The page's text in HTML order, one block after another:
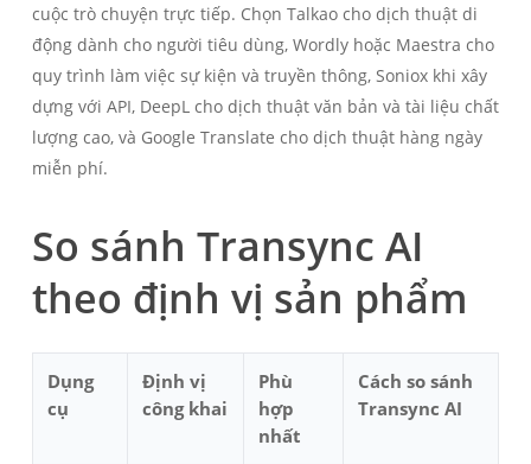
cuộc trò chuyện trực tiếp. Chọn Talkao cho dịch thuật di
động dành cho người tiêu dùng, Wordly hoặc Maestra cho
quy trình làm việc sự kiện và truyền thông, Soniox khi xây
dựng với API, DeepL cho dịch thuật văn bản và tài liệu chất
lượng cao, và Google Translate cho dịch thuật hàng ngày
miễn phí.
So sánh Transync AI
theo định vị sản phẩm
Dụng
cụ
Định vị
công khai
Phù
hợp
nhất
Cách so sánh
Transync AI